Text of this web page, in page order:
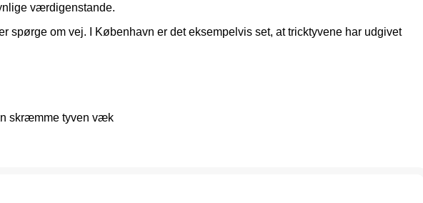
værdigenstande.
om vej. I København er det eksempelvis set, at tricktyvene har udgivet
skræmme tyven væk